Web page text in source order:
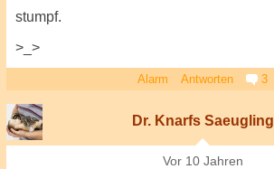
stumpf.
>_>
Alarm Antworten 3
Dr. Knarfs Saeugling
Vor 10 Jahren